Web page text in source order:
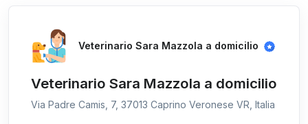
Veterinario Sara Mazzola a domicilio
Veterinario Sara Mazzola a domicilio
Via Padre Camis, 7, 37013 Caprino Veronese VR, Italia